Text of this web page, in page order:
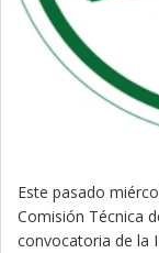
Este pasado
Comisión Técnica
convocatoria de la